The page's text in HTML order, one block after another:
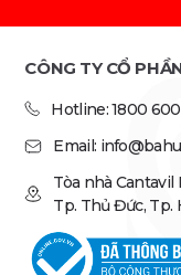
CÔNG TY CỔ
Hotline: 1800
Email:
Tòa nhà
Tp. Thủ Đức, Tp.